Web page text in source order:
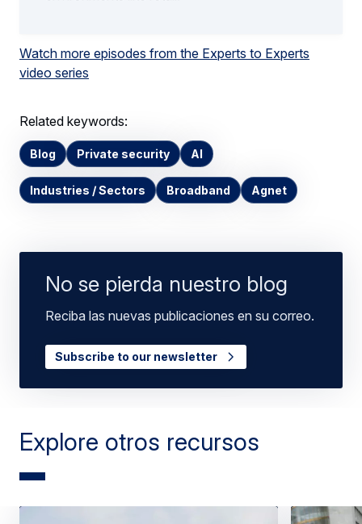
Watch more episodes from the Experts to Experts
video series
Related keywords:
Blog Private security AI
Industries / Sectors Broadband Agnet
No se pierda nuestro blog
Reciba las nuevas publicaciones en su correo.
Subscribe to our newsletter
Explore otros recursos